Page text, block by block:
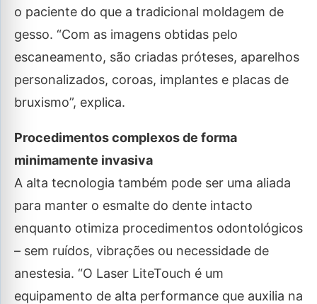
o paciente do que a tradicional moldagem de
gesso. “Com as imagens obtidas pelo
escaneamento, são criadas próteses, aparelhos
personalizados, coroas, implantes e placas de
bruxismo”, explica.
Procedimentos complexos de forma
minimamente invasiva
A alta tecnologia também pode ser uma aliada
para manter o esmalte do dente intacto
enquanto otimiza procedimentos odontológicos
– sem ruídos, vibrações ou necessidade de
anestesia. “O Laser LiteTouch é um
equipamento de alta performance que auxilia na